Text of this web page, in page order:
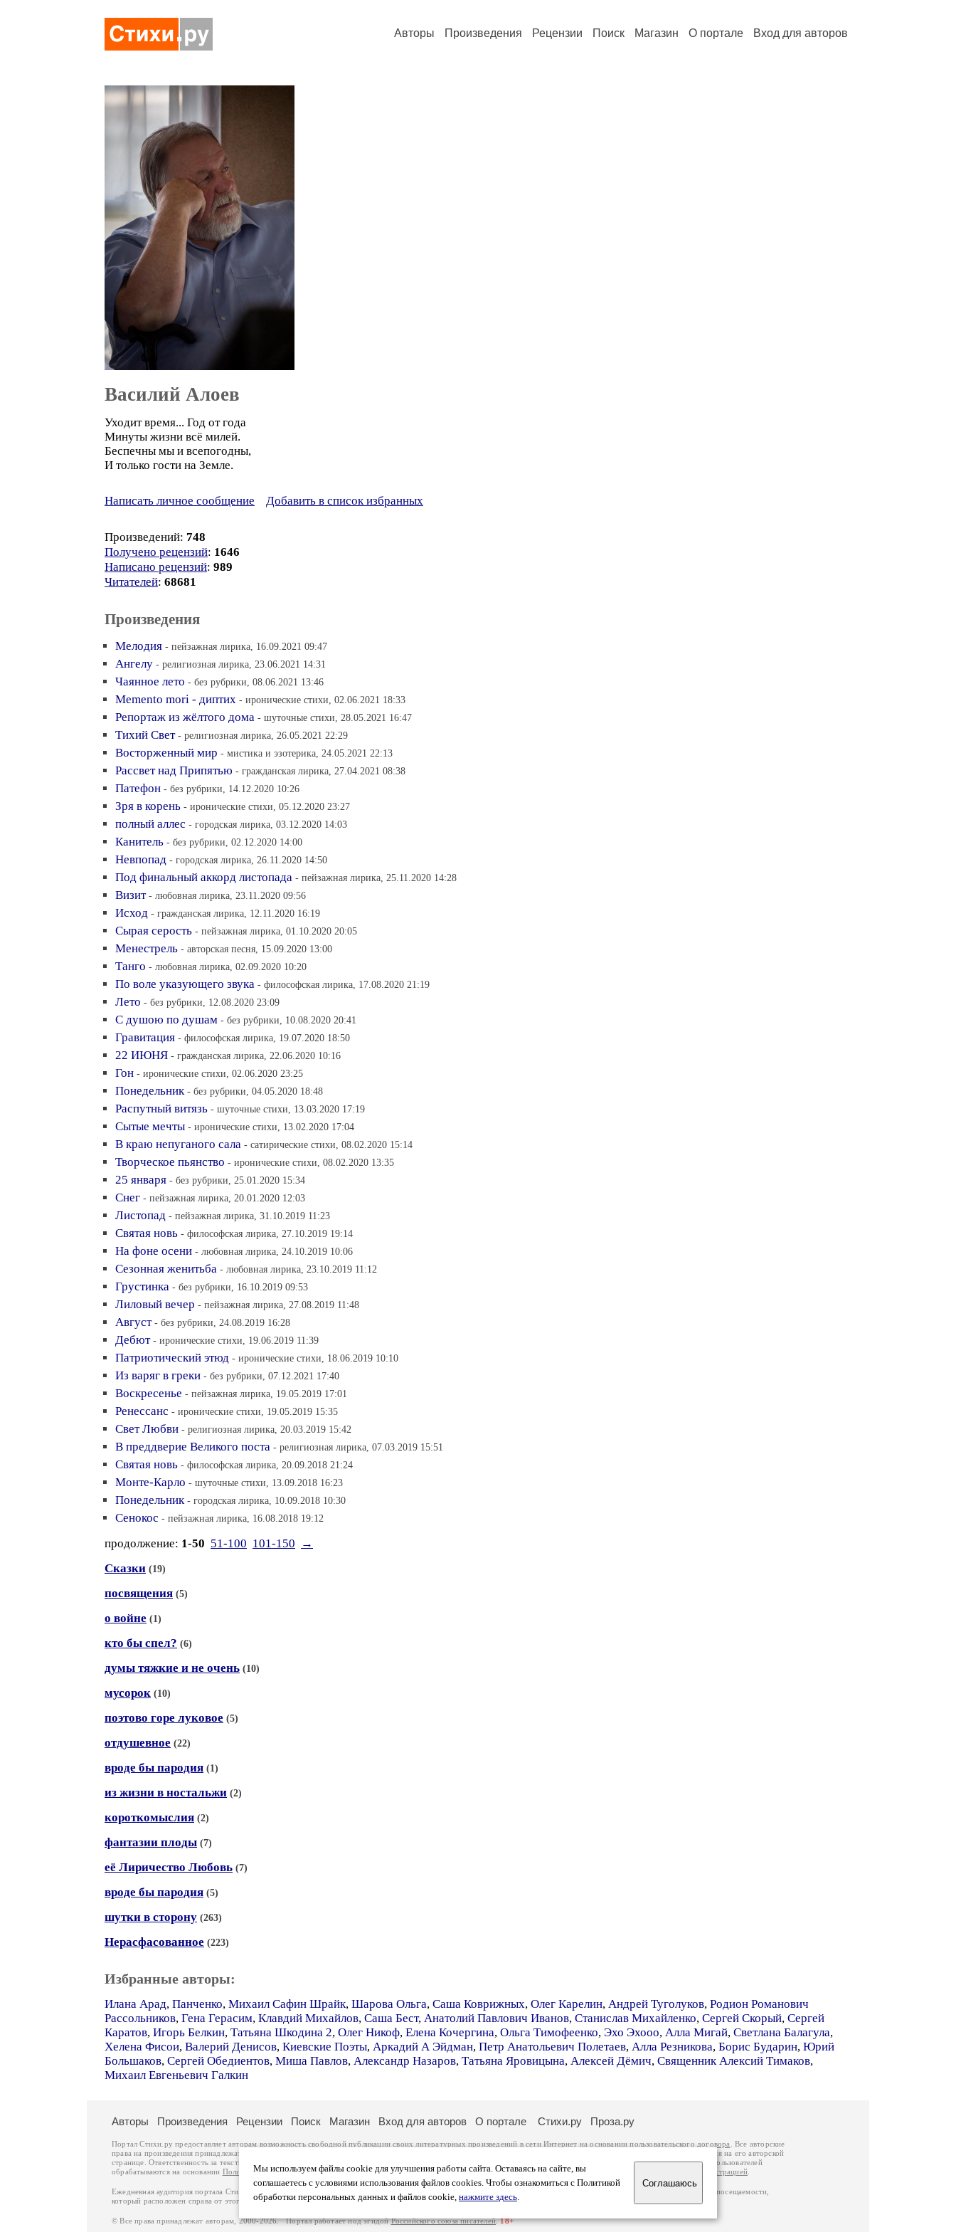
Авторы Произведения Рецензии Поиск Магазин О портале Вход для авторов
Василий Алоев
Уходит время... Год от года
Минуты жизни всё милей.
Беспечны мы и всепогодны,
И только гости на Земле.
Написать личное сообщение Добавить в список избранных
Произведений: 748
Получено рецензий: 1646
Написано рецензий: 989
Читателей: 68681
Произведения
Мелодия - пейзажная лирика, 16.09.2021 09:47
Ангелу - религиозная лирика, 23.06.2021 14:31
Чаянное лето - без рубрики, 08.06.2021 13:46
Memento mori - диптих - иронические стихи, 02.06.2021 18:33
Репортаж из жёлтого дома - шуточные стихи, 28.05.2021 16:47
Тихий Свет - религиозная лирика, 26.05.2021 22:29
Восторженный мир - мистика и эзотерика, 24.05.2021 22:13
Рассвет над Припятью - гражданская лирика, 27.04.2021 08:38
Патефон - без рубрики, 14.12.2020 10:26
Зря в корень - иронические стихи, 05.12.2020 23:27
полный аллес - городская лирика, 03.12.2020 14:03
Канитель - без рубрики, 02.12.2020 14:00
Невпопад - городская лирика, 26.11.2020 14:50
Под финальный аккорд листопада - пейзажная лирика, 25.11.2020 14:28
Визит - любовная лирика, 23.11.2020 09:56
Исход - гражданская лирика, 12.11.2020 16:19
Сырая серость - пейзажная лирика, 01.10.2020 20:05
Менестрель - авторская песня, 15.09.2020 13:00
Танго - любовная лирика, 02.09.2020 10:20
По воле указующего звука - философская лирика, 17.08.2020 21:19
Лето - без рубрики, 12.08.2020 23:09
С душою по душам - без рубрики, 10.08.2020 20:41
Гравитация - философская лирика, 19.07.2020 18:50
22 ИЮНЯ - гражданская лирика, 22.06.2020 10:16
Гон - иронические стихи, 02.06.2020 23:25
Понедельник - без рубрики, 04.05.2020 18:48
Распутный витязь - шуточные стихи, 13.03.2020 17:19
Сытые мечты - иронические стихи, 13.02.2020 17:04
В краю непуганого сала - сатирические стихи, 08.02.2020 15:14
Творческое пьянство - иронические стихи, 08.02.2020 13:35
25 января - без рубрики, 25.01.2020 15:34
Снег - пейзажная лирика, 20.01.2020 12:03
Листопад - пейзажная лирика, 31.10.2019 11:23
Святая новь - философская лирика, 27.10.2019 19:14
На фоне осени - любовная лирика, 24.10.2019 10:06
Сезонная женитьба - любовная лирика, 23.10.2019 11:12
Грустинка - без рубрики, 16.10.2019 09:53
Лиловый вечер - пейзажная лирика, 27.08.2019 11:48
Август - без рубрики, 24.08.2019 16:28
Дебют - иронические стихи, 19.06.2019 11:39
Патриотический этюд - иронические стихи, 18.06.2019 10:10
Из варяг в греки - без рубрики, 07.12.2021 17:40
Воскресенье - пейзажная лирика, 19.05.2019 17:01
Ренессанс - иронические стихи, 19.05.2019 15:35
Свет Любви - религиозная лирика, 20.03.2019 15:42
В преддверие Великого поста - религиозная лирика, 07.03.2019 15:51
Святая новь - философская лирика, 20.09.2018 21:24
Монте-Карло - шуточные стихи, 13.09.2018 16:23
Понедельник - городская лирика, 10.09.2018 10:30
Сенокос - пейзажная лирика, 16.08.2018 19:12
продолжение: 1-50 51-100 101-150
→
Сказки (19)
посвящения (5)
о войне (1)
кто бы спел? (6)
думы тяжкие и не очень (10)
мусорок (10)
поэтово горе луковое (5)
отдушевное (22)
вроде бы пародия (1)
из жизни в ностальжи (2)
короткомыслия (2)
фантазии плоды (7)
её Лиричество Любовь (7)
вроде бы пародия (5)
шутки в сторону (263)
Нерасфасованное (223)
Избранные авторы:
Илана Арад, Панченко, Михаил Сафин Шрайк, Шарова Ольга, Саша Коврижных, Олег Карелин, Андрей Туголуков, Родион Романович
Рассольников, Гена Герасим, Клавдий Михайлов, Саша Бест, Анатолий Павлович Иванов, Станислав Михайленко, Сергей Скорый, Сергей
Каратов, Игорь Белкин, Татьяна Шкодина 2, Олег Никоф, Елена Кочергина, Ольга Тимофеенко, Эхо Эхооо, Алла Мигай, Светлана Балагула,
Хелена Фисои, Валерий Денисов, Киевские Поэты, Аркадий А Эйдман, Петр Анатольевич Полетаев, Алла Резникова, Борис Бударин, Юрий
Большаков, Сергей Обедиентов, Миша Павлов, Александр Назаров, Татьяна Яровицына, Алексей Дёмич, Священник Алексий Тимаков,
Михаил Евгеньевич Галкин
Мы используем файлы cookie для улучшения работы сайта. Оставаясь на сайте, вы
соглашаетесь с условиями использования файлов cookies. Чтобы ознакомиться с Политикой
обработки персональных данных и файлов cookie, нажмите здесь.
Соглашаюсь
Авторы Произведения Рецензии Поиск Магазин Вход для авторов О портале Стихи.ру Проза.ру
Портал Стихи.ру предоставляет авторам возможность свободной публикации своих литературных произведений в сети Интернет на основаниипользовательского договора
. Все авторские
права на произведения принадлежат авторам и охраняются
. Перепечатка произведений возможна только с согласия его автора, к которому вы можете обратиться на его авторской
странице. Ответственность за тексты произведений авторы несут самостоятельно на основании
законодательства Российской Федерации. Данные пользователей
обрабатываются на основании Политики обработки персональных данных. Вы также можете посмотреть более подробнуюинформацию о портале связаться с администрацией
Ежедневная аудитория портала Стихи.ру – порядка 200 тысяч посетителей, которые в общей сумме просматривают более двух миллионов страниц по данным счетчика посещаемости,
который расположен справа от этого текста. В каждой графе указано по две цифры: количество просмотров и количество посетителей.
© Все права принадлежат авторам, 2000-2026. Портал работает под эгидойРоссийского союза писателей.18+